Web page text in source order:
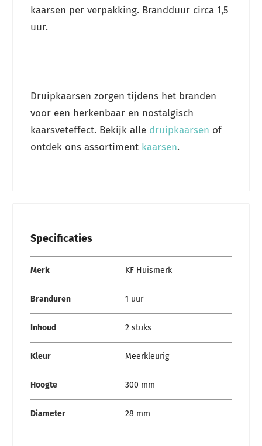
kaarsen per verpakking. Brandduur circa 1,5
uur.
Druipkaarsen zorgen tijdens het branden
voor een herkenbaar en nostalgisch
kaarsveteffect. Bekijk alle druipkaarsen of
ontdek ons assortiment kaarsen.
Specificaties
Merk
KF Huismerk
Branduren 1 uur
Inhoud 2 stuks
Kleur Meerkleurig
Hoogte 300 mm
Diameter 28 mm